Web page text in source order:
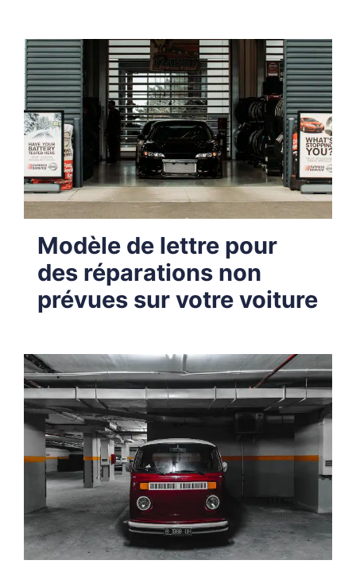
Modèle de lettre pour
des réparations non
prévues sur votre voiture